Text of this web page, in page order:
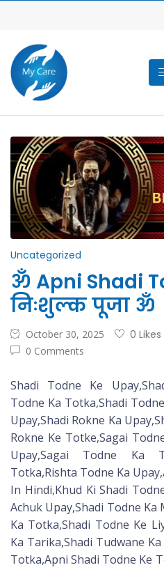
Uncategorized
ॐ Apni Shadi
निःशुल्क पूजा ॐ
October 30, 2025 0 Likes
0 Comments
Shadi Todne Ke
Todne Ka Totka,Shadi
Upay,Shadi Rokne Ka
Rokne Ke Totke,Sagai
Upay,Sagai Todne Ka
Totka,Rishta Todne Ka
In Hindi,Khud Ki Shadi
Achuk Upay,Shadi Todne Ka
Ka Totka,Shadi Todne Ke
Ka Tarika,Shadi Tudwane
Totka,Apni Shadi Todne Ke